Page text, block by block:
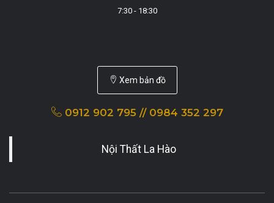
7:30 - 18:30
Xem bản đồ
0912 902 795 // 0984 352 297
Nội Thất La Hào